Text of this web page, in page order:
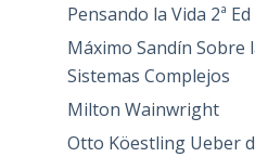
Pensando la Vida 2ª Ed
Máximo Sandín Sobre
Sistemas Complejos
Milton Wainwright
Otto Köestling Ueber